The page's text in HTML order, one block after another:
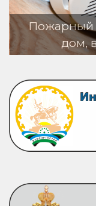
дом, в каждую